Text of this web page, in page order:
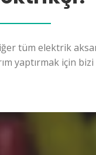
tüm elektrik
yaptırmak için